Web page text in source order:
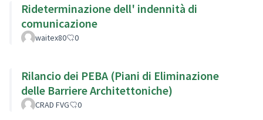
Rideterminazione dell' indennità di
comunicazione
waitex80 0
Rilancio dei PEBA (Piani di Eliminazione
delle Barriere Architettoniche)
CRAD FVG 0